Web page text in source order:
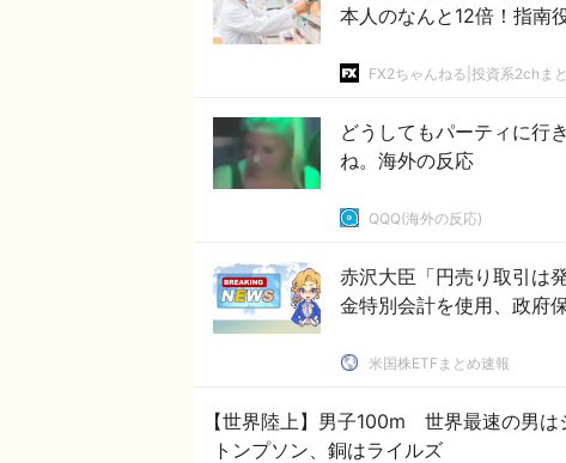
本人のなんと12倍！指南
FX2ちゃんねる|投資系2chま
どうしてもパーティに行
ね。海外の反応
QQQ(海外の反応)
赤沢大臣「円売り取引は
金特別会計を使用、政府
米国株ETFまとめ速報
【世界陸上】男子100m 世界最速の男
トンプソン、銅はライルズ